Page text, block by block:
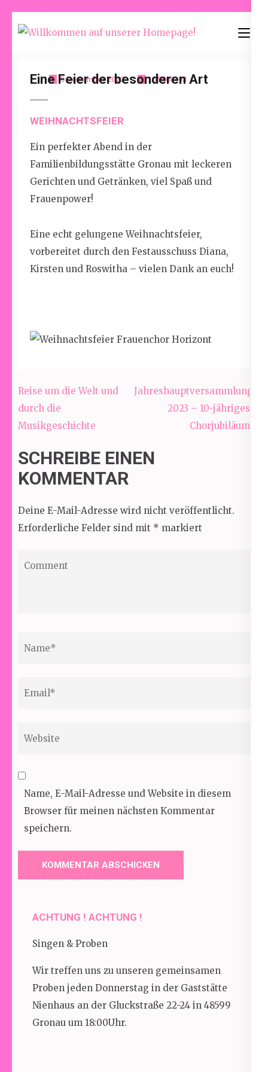
to
(Press
Willkommen
Homepage!
5 Dezember 2022 u75808193
Eine Feier der besonderen Art
WEIHNACHTSFEIER
Ein perfekter Abend in der
Familienbildungsstätte Gronau mit leckeren
Gerichten und Getränken, viel Spaß und
Frauenpower!
Eine echt gelungene Weihnachtsfeier,
vorbereitet durch den Festausschuss Diana,
Kirsten und Roswitha – vielen Dank an euch!
Beitragsnavigation
Reise um die Welt und
durch die
Musikgeschichte
Jahreshauptversammlung
2023 – 10-jähriges
Chorjubiläum
SCHREIBE EINEN
KOMMENTAR
Deine E-Mail-Adresse wird nicht veröffentlicht.
Erforderliche Felder sind mit * markiert
Name, E-Mail-Adresse und Website in diesem
Browser für meinen nächsten Kommentar
speichern.
ACHTUNG ! ACHTUNG !
Singen & Proben
Wir treffen uns zu unseren gemeinsamen
Proben jeden Donnerstag in der Gaststätte
Nienhaus an der Gluckstraße 22-24 in 48599
Gronau um 18:00Uhr.